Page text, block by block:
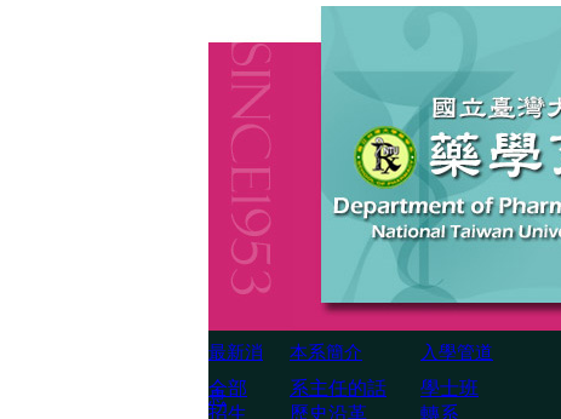
最新消
息
本系簡介 入學管道
全部
招生
系主任的話
歷史沿革
學士班
轉系